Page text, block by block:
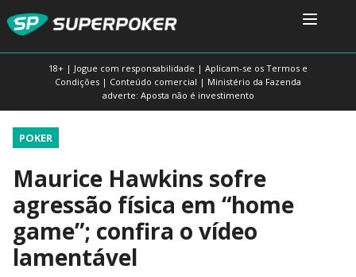
18+ | Jogue com responsabilidade | Aplicam-se os Termos e
Condições | Conteúdo comercial | Ministério da Fazenda
adverte: Aposta não é investimento
POKER
Maurice Hawkins sofre
agressão física em “home
game”; confira o vídeo
lamentável